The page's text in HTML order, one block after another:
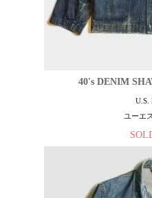
40's DENIM
U.S.
ユーエ